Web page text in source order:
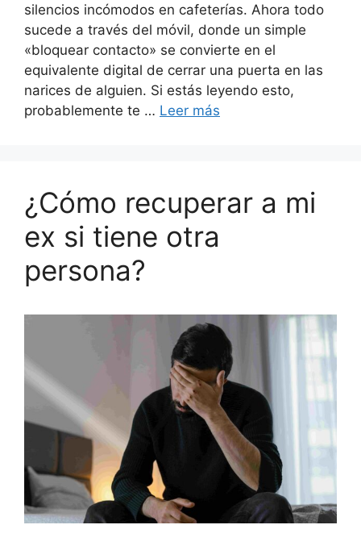
silencios incómodos en cafeterías. Ahora todo
sucede a través del móvil, donde un simple
«bloquear contacto» se convierte en el
equivalente digital de cerrar una puerta en las
narices de alguien. Si estás leyendo esto,
probablemente te … Leer más
¿Cómo recuperar a mi
ex si tiene otra
persona?